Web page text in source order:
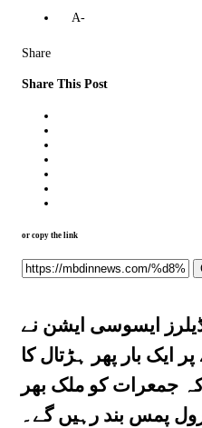
A-
Share
Share This Post
or copy the link
ڈیلرز ایسوسی ایشن نے
ایک بار پھر ہڑتال کا
کہ جمعرات کو ملک بھر
پمس بند رہیں گے۔